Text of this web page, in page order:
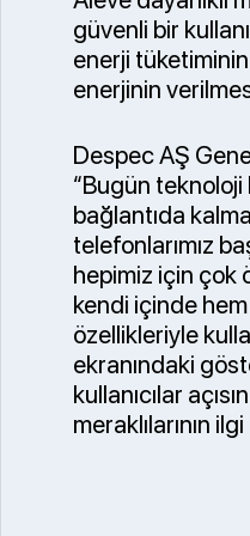
güvenli bir
enerji
enerjinin
Despec AŞ
“Bugün
bağlantıda
telefonlarımız
hepimiz için çok
kendi içinde
özellikleriyle
ekranındaki
kullanıcılar
meraklılarının